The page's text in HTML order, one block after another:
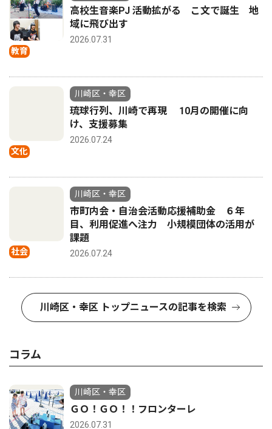
教育
高校生音楽PJ 活動拡がる こ文で誕生 地
域に飛び出す
2026.07.31
文化
川崎区・幸区
琉球行列、川崎で再現 10月の開催に向
け、支援募集
2026.07.24
社会
川崎区・幸区
市町内会・自治会活動応援補助金 ６年
目、利用促進へ注力 小規模団体の活用が
課題
2026.07.24
川崎区・幸区 トップニュースの記事を検索
コラム
川崎区・幸区
ＧＯ！ＧＯ！！フロンターレ
2026.07.31